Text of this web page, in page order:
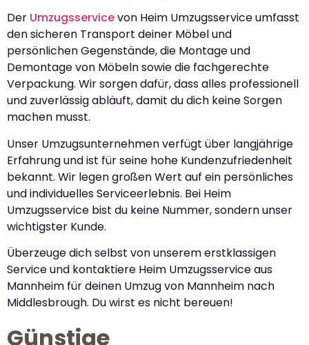
Der Umzugsservicevon Heim Umzugsservice umfasst
den sicheren Transport deiner Möbel und
persönlichen Gegenstände, die Montage und
Demontage von Möbeln sowie die fachgerechte
Verpackung. Wir sorgen dafür, dass alles professionell
und zuverlässig abläuft, damit du dich keine Sorgen
machen musst.
Unser Umzugsunternehmen verfügt über langjährige
Erfahrung und ist für seine hohe Kundenzufriedenheit
bekannt. Wir legen großen Wert auf ein persönliches
und individuelles Serviceerlebnis. Bei Heim
Umzugsservice bist du keine Nummer, sondern unser
wichtigster Kunde.
Überzeuge dich selbst von unserem erstklassigen
Service und kontaktiere Heim Umzugsservice aus
Mannheim für deinen Umzug von Mannheim nach
Middlesbrough. Du wirst es nicht bereuen!
Günstige